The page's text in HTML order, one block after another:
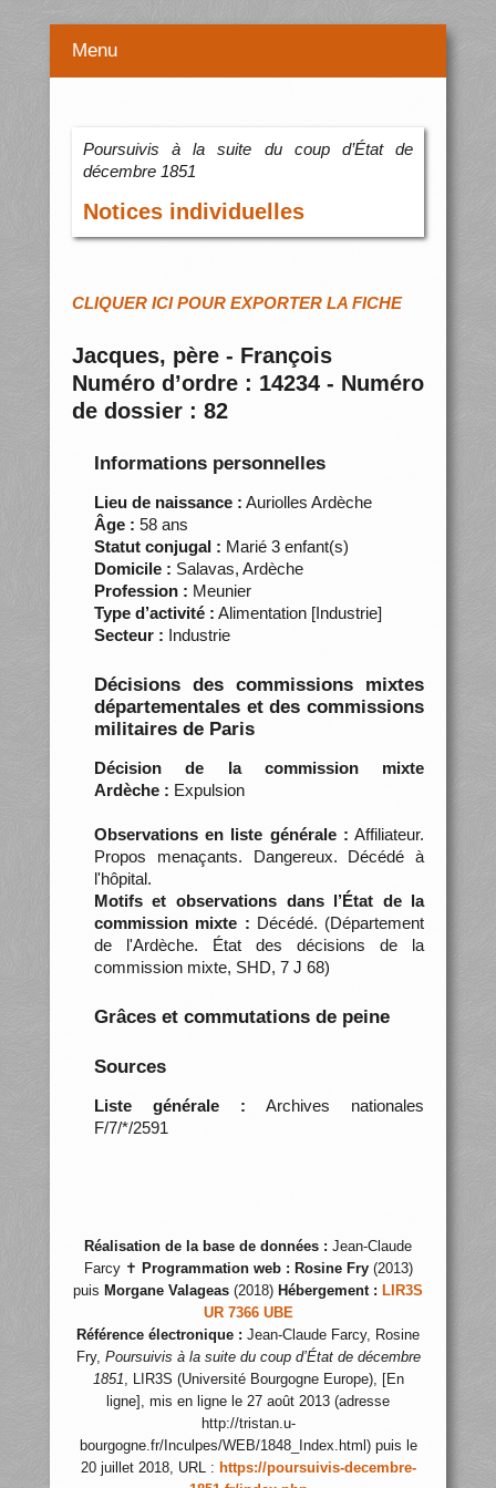
Menu
Poursuivis à la suite du coup d’État de
décembre 1851
Notices individuelles
CLIQUER ICI POUR EXPORTER LA FICHE
Jacques, père - François
Numéro d’ordre : 14234 - Numéro
de dossier : 82
Informations personnelles
Lieu de naissance : Auriolles Ardèche
Âge : 58 ans
Statut conjugal : Marié 3 enfant(s)
Domicile : Salavas, Ardèche
Profession : Meunier
Type d’activité : Alimentation [Industrie]
Secteur : Industrie
Décisions des commissions mixtes
départementales et des commissions
militaires de Paris
Décision de la commission mixte
Ardèche : Expulsion
Observations en liste générale : Affiliateur.
Propos menaçants. Dangereux. Décédé à
l'hôpital.
Motifs et observations dans l’État de la
commission mixte : Décédé. (Département
de l'Ardèche. État des décisions de la
commission mixte, SHD, 7 J 68)
Grâces et commutations de peine
Sources
Liste générale : Archives nationales
F/7/*/2591
Réalisation de la base de données : Jean-Claude
Farcy ✝ Programmation web : Rosine Fry(2013)
puis Morgane Valageas (2018) Hébergement : LIR3S
UR 7366 UBE
Référence électronique : Jean-Claude Farcy, Rosine
Fry, Poursuivis à la suite du coup d’État de décembre
1851, LIR3S (Université Bourgogne Europe), [En
ligne], mis en ligne le 27 août 2013 (adresse
http://tristan.u-
bourgogne.fr/Inculpes/WEB/1848_Index.html) puis le
20 juillet 2018, URL : https://poursuivis-decembre-